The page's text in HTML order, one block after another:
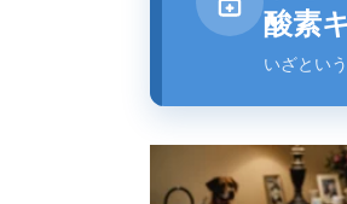
酸素
いざとい